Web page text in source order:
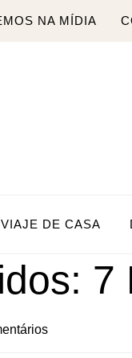
NA MÍDIA
VIAJE DE CASA